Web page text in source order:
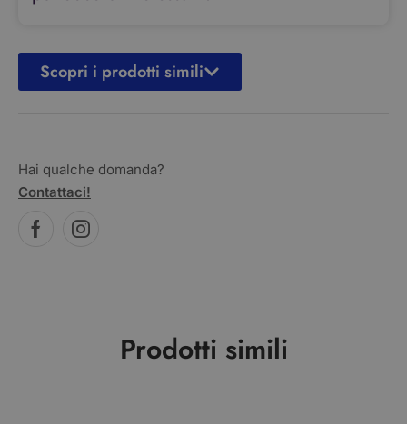
Scopri i prodotti simili
Hai qualche domanda?
Contattaci!
Prodotti simili